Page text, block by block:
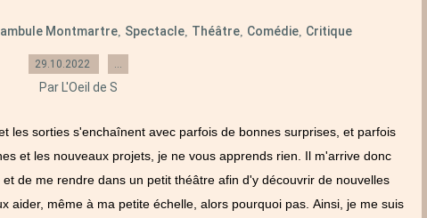
Montmartre Spectacle Théâtre Comédie Critique
29.10.2022
Par L'Oeil de S
les sorties s'enchaînent avec parfois de bonnes surprises, et parfois
et les nouveaux projets, je ne vous apprends rien. Il m'arrive donc
de me rendre dans un petit théâtre afin d'y découvrir de nouvelles
aider, même à ma petite échelle, alors pourquoi pas. Ainsi, je me suis